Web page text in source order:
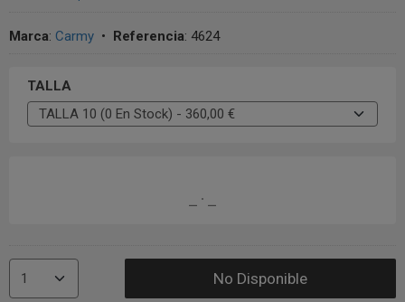
Marca: Carmy • Referencia: 4624
TALLA
No Disponible